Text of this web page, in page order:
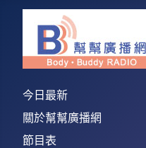
今日最新
關於幫幫廣播網
節目表